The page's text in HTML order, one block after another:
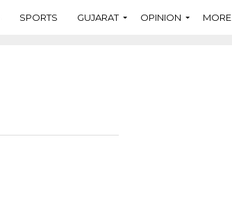
SPORTS GUJARAT OPINION MORE